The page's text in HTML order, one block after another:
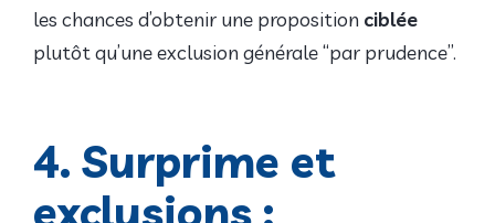
les chances d’obtenir une proposition ciblée
plutôt qu’une exclusion générale “par prudence”.
4. Surprime et
exclusions :